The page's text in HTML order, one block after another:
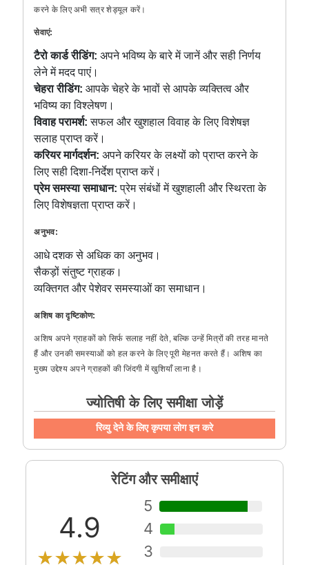
करने के लिए अभी सत्र शेड्यूल करें।
सेवाएं:
टैरो कार्ड रीडिंग: अपने भविष्य के बारे में जानें और सही निर्णय
लेने में मदद पाएं।
चेहरा रीडिंग: आपके चेहरे के भावों से आपके व्यक्तित्व और
भविष्य का विश्लेषण।
विवाह परामर्श: सफल और खुशहाल विवाह के लिए विशेषज्ञ
सलाह प्राप्त करें।
करियर मार्गदर्शन: अपने करियर के लक्ष्यों को प्राप्त करने के
लिए सही दिशा-निर्देश प्राप्त करें।
प्रेम समस्या समाधान: प्रेम संबंधों में खुशहाली और स्थिरता के
लिए विशेषज्ञता प्राप्त करें।
अनुभव:
आधे दशक से अधिक का अनुभव।
सैकड़ों संतुष्ट ग्राहक।
व्यक्तिगत और पेशेवर समस्याओं का समाधान।
अशिष का दृष्टिकोण:
अशिष अपने ग्राहकों को सिर्फ सलाह नहीं देते, बल्कि उन्हें मित्रों की तरह मानते
हैं और उनकी समस्याओं को हल करने के लिए पूरी मेहनत करते हैं। अशिष का
मुख्य उद्देश्य अपने ग्राहकों की जिंदगी में खुशियाँ लाना है।
ज्योतिषी के लिए समीक्षा जोड़ें
रिव्यु देने के लिए कृपया लोग इन करे
रेटिंग और समीक्षाएं
4.9
★★★★★
5
4
3